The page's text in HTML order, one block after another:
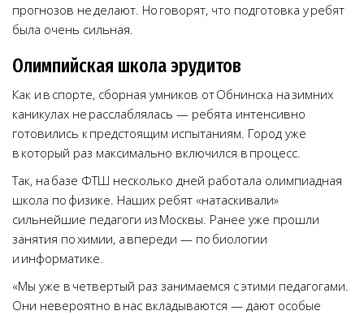
прогнозов не делают. Но говорят, что подготовка у ребят
была очень сильная.
Олимпийская школа эрудитов
Как и в спорте, сборная умников от Обнинска на зимних
каникулах не расслаблялась — ребята интенсивно
готовились к предстоящим испытаниям. Город уже
в который раз максимально включился в процесс.
Так, на базе ФТШ несколько дней работала олимпиадная
школа по физике. Наших ребят «натаскивали»
сильнейшие педагоги из Москвы. Ранее уже прошли
занятия по химии, а впереди — по биологии
и информатике.
«Мы уже в четвертый раз занимаемся с этими педагогами.
Они невероятно в нас вкладываются — дают особые